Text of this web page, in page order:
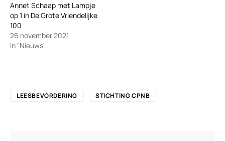
Annet Schaap met Lampje
op 1 in De Grote Vriendelijke
100
26 november 2021
In "Nieuws"
LEESBEVORDERING STICHTING CPNB